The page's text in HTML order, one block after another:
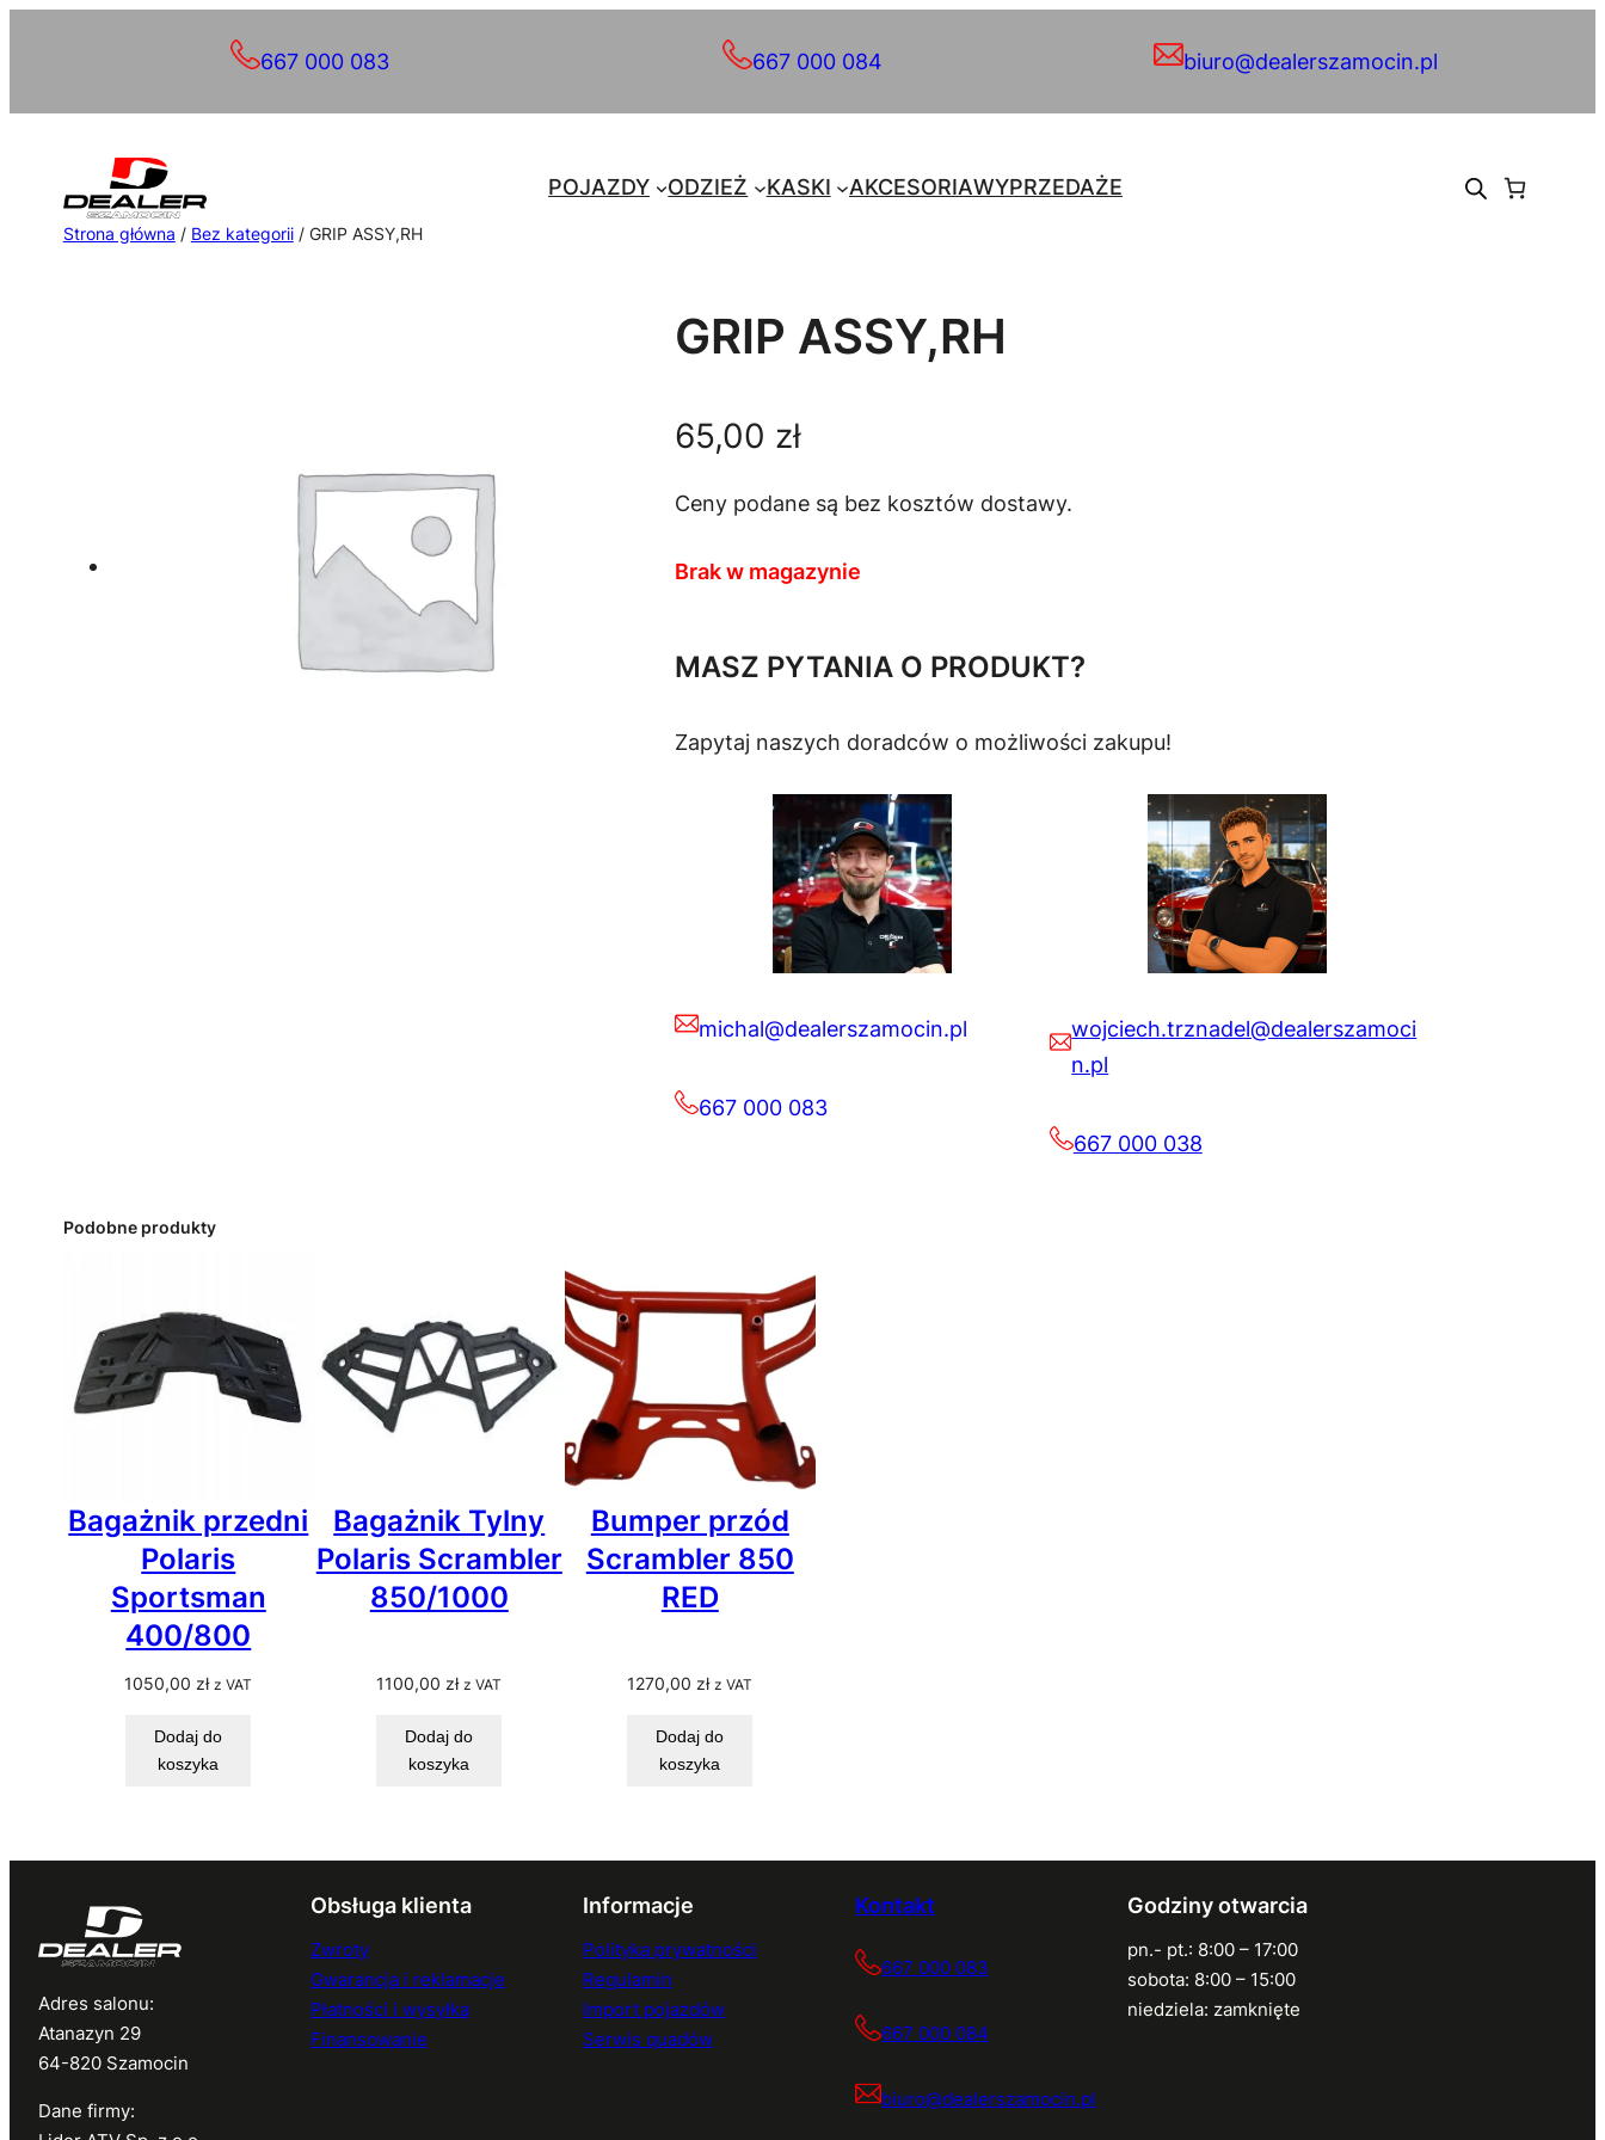
667 000 083 667 000 084 biuro@dealerszamocin.pl
POJAZDY ODZIEŻ KASKI AKCESORIAWYPRZEDAŻE
Strona główna / Bez kategorii/ GRIP ASSY,RH
GRIP ASSY,RH
65,00 zł
Ceny podane są bez kosztów dostawy.
Brak w magazynie
MASZ PYTANIA O PRODUKT?
Zapytaj naszych doradców o możliwości zakupu!
michal@dealerszamocin.pl
667 000 083
wojciech.trznadel@dealerszamoci
n.pl
667 000 038
Podobne produkty
Bagażnik przedni
Polaris
Sportsman
400/800
1050,00 zł z VAT
Dodaj do
koszyka
Bagażnik Tylny
Polaris Scrambler
850/1000
1100,00 zł z VAT
Dodaj do
koszyka
Bumper przód
Scrambler 850
RED
1270,00 zł z VAT
Dodaj do
koszyka
Adres salonu:
Atanazyn 29
64-820 Szamocin
Dane firmy:
Obsługa klienta
Zwroty
Gwarancja i reklamacje
Płatności i wysyłka
Finansowanie
Informacje
Polityka prywatności
Regulamin
Import pojazdów
Serwis quadów
Kontakt
667 000 083
667 000 084
biuro@dealerszamocin.pl
Godziny otwarcia
pn.- pt.: 8:00 – 17:00
sobota: 8:00 – 15:00
niedziela: zamknięte